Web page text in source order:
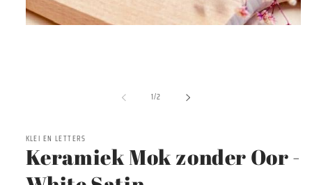
1/van
2
KLEI EN LETTERS
Keramiek Mok zonder Oor -